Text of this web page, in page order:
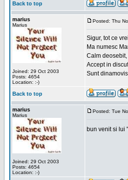
Back to top
marius
Marius
Joined: 29 Oct 2003
Posts: 4654
Location: :-)
Posted: Thu
Sigur, tot ce
Ma numesc
Calm
Accept in
Sunt
Back to top
marius
Marius
Joined: 29 Oct 2003
Posts: 4654
Location: :-)
Posted: Tue
bun venit si lui